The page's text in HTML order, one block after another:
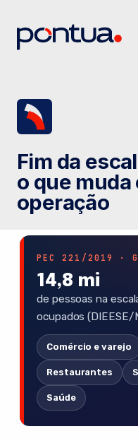
Fim da
o que muda
operação
PEC 221/2019 ·
14,8 mi
de pessoas na
ocupados (DIEESE/
Comércio e varejo
Restaurantes
Saúde